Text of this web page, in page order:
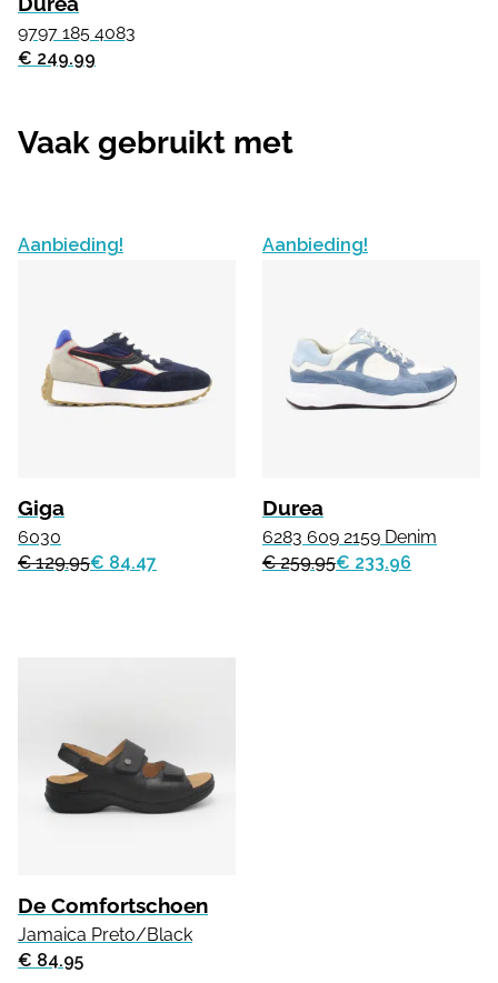
9797 185 4083
€ 249.99
Vaak gebruikt met
Aanbieding!
Giga
6030
€ 129.95€ 84.47
Aanbieding!
Durea
6283 609 2159 Denim
€ 259.95€ 233.96
De Comfortschoen
Jamaica Preto/Black
€ 84.95